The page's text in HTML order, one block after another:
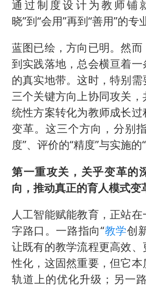
通过制度设计为教师铺
晓”到“会用”再到“善用”的专
蓝图已绘，方向已明。然
到实践落地，总会横亘着一
的真实地带。这时，特别
三个关键方向上协同攻关
统性方案转化为教师成长过
变革。这三个方向，分别
度”、评价的“精度”与实施的“
第一重攻关，关乎变革的
向，推动真正的育人模式变
人工智能赋能教育，正站
字路口。一路指向“教学创
让既有的教学流程更高效
性化，这固然重要，但它
轨道上的优化升级；另一